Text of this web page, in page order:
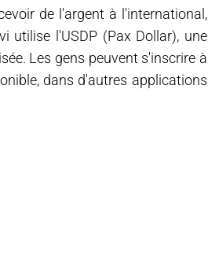
de l'argent à l'international,
utilise l'USDP (Pax Dollar), une
Les gens peuvent s'inscrire à
dans d'autres applications